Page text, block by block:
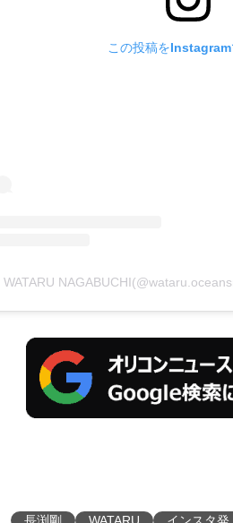
この投稿をInstagram
WATARU
長渕剛 WATARU インスタ発